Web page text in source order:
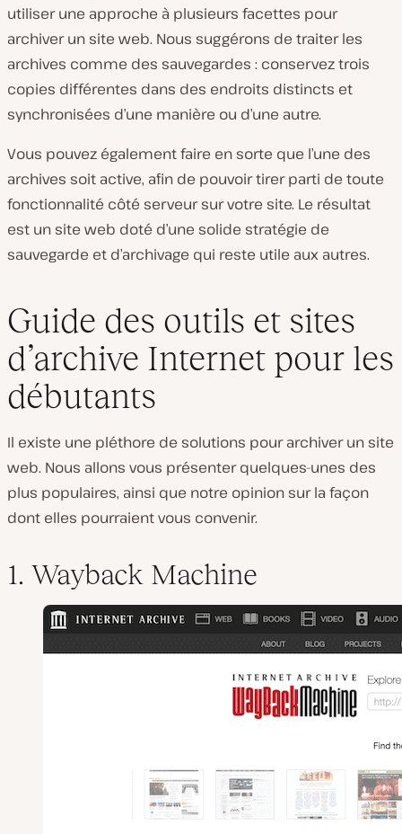
utiliser une approche à plusieurs facettes pour
archiver un site web. Nous suggérons de traiter les
archives comme des sauvegardes : conservez trois
copies différentes dans des endroits distincts et
synchronisées d’une manière ou d’une autre.
Vous pouvez également faire en sorte que l’une des
archives soit active, afin de pouvoir tirer parti de toute
fonctionnalité côté serveur sur votre site. Le résultat
est un site web doté d’une solide stratégie de
sauvegarde et d’archivage qui reste utile aux autres.
Guide des outils et sites
d’archive Internet pour les
débutants
Il existe une pléthore de solutions pour archiver un site
web. Nous allons vous présenter quelques-unes des
plus populaires, ainsi que notre opinion sur la façon
dont elles pourraient vous convenir.
1. Wayback Machine